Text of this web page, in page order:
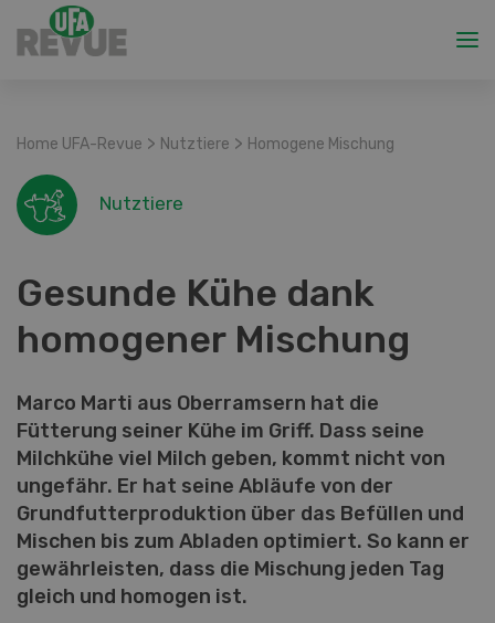
Home UFA-Revue > Nutztiere > Homogene Mischung
Nutztiere
Gesunde Kühe dank
homogener Mischung
Marco Marti aus Oberramsern hat die
Fütterung seiner Kühe im Griff. Dass seine
Milchkühe viel Milch geben, kommt nicht von
ungefähr. Er hat seine Abläufe von der
Grundfutterproduktion über das Befüllen und
Mischen bis zum Abladen optimiert. So kann er
gewährleisten, dass die Mischung jeden Tag
gleich und homogen ist.